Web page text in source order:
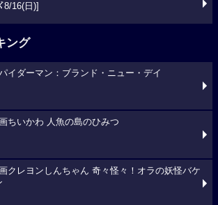
8/16(日)]
ング
イダーマン：ブランド・ニュー・デイ
ちいかわ 人魚の島のひみつ
クレヨンしんちゃん 奇々怪々！オラの妖怪バケ